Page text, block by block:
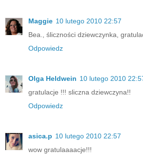
Maggie 10 lutego 2010 22:57
Bea., śliczności dziewczynka,
Odpowiedz
Olga Heldwein 10 lutego 2010
gratulacje !!! sliczna dziewczyna!!
Odpowiedz
asica.p 10 lutego 2010 22:57
wow gratulaaaacje!!!